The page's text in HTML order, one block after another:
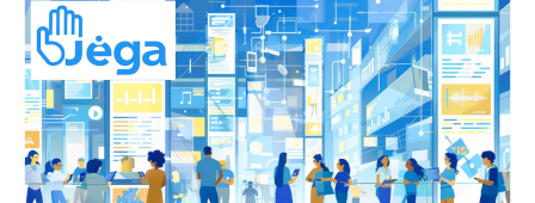
dviratininkams. Gyventojai ragina atlikti techninę,
ekonominę ir transporto analizę, organizuoti viešas
konsultacijas ir integruoti projektą į ilgalaikius miesto
planus, siekiant užtikrinti transporto sistemos patikimumą
ir prisitaikymą prie sparčiai augančio miesto poreikių.